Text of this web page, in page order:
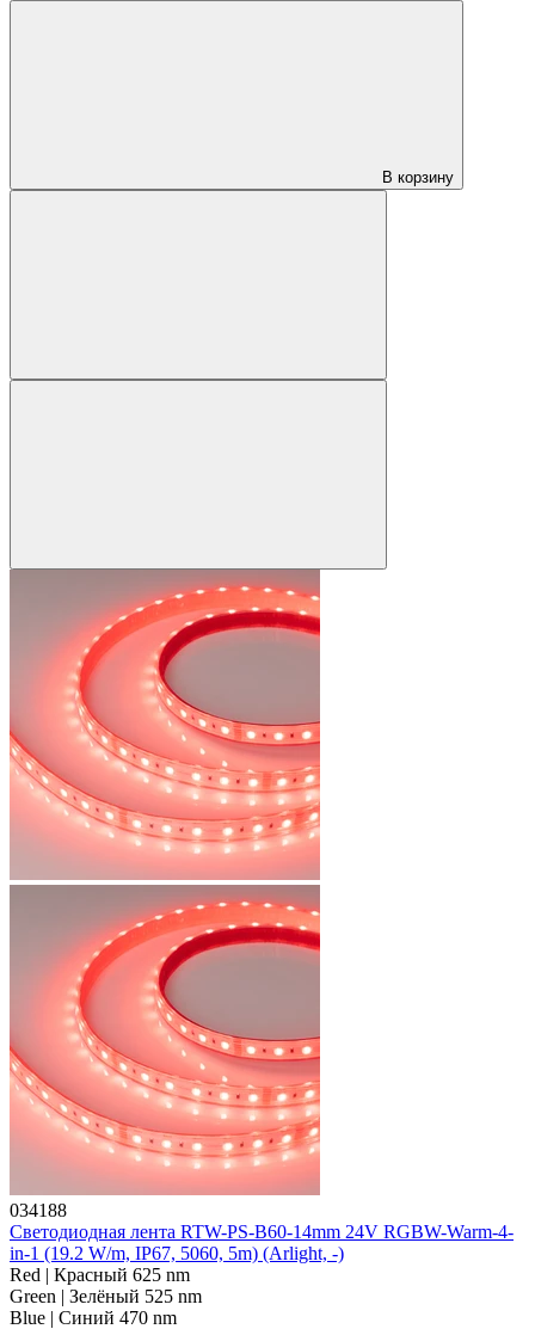
В корзину
034188
Светодиодная лента RTW-PS-B60-14mm 24V RGBW-Warm-4-
in-1 (19.2 W/m, IP67, 5060, 5m) (Arlight, -)
Red | Красный 625 nm
Green | Зелёный 525 nm
Blue | Синий 470 nm